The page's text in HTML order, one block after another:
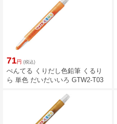
71円 (税込)
ぺんてる くりだし色鉛筆 くるり
ら 単色 だいだいいろ GTW2-T03